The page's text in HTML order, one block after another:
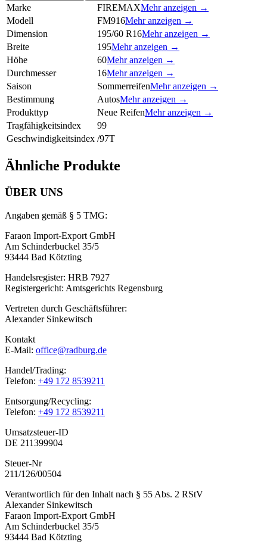
Marke FIREMAXMehr anzeigen →
Modell
FM916Mehr anzeigen →
Dimension
195/60 R16Mehr anzeigen →
Breite
195Mehr anzeigen →
Höhe
60Mehr anzeigen →
Durchmesser
16Mehr anzeigen →
Saison
SommerreifenMehr anzeigen →
Bestimmung
AutosMehr anzeigen →
Produkttyp
Neue ReifenMehr anzeigen →
Tragfähigkeitsindex
99
Geschwindigkeitsindex /97T
Ähnliche Produkte
ÜBER UNS
Angaben gemäß § 5 TMG:
Faraon Import-Export GmbH
Am Schinderbuckel 35/5
93444 Bad Kötzting
Handelsregister: HRB 7927
Registergericht: Amtsgerichts Regensburg
Vertreten durch Geschäftsführer:
Alexander Sinkewitsch
Kontakt
E-Mail: office@radburg.de
Handel/Trading:
Telefon: +49 172 8539211
Entsorgung/Recycling:
Telefon: +49 172 8539211
Umsatzsteuer-ID
DE 211399904
Steuer-Nr
211/126/00504
Verantwortlich für den Inhalt nach § 55 Abs. 2 RStV
Alexander Sinkewitsch
Faraon Import-Export GmbH
Am Schinderbuckel 35/5
93444 Bad Kötzting